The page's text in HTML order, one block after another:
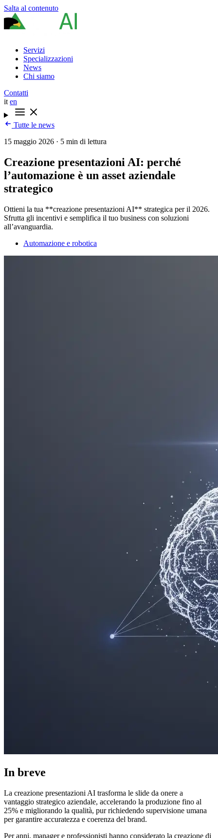
Salta al contenuto
Servizi
Specializzazioni
News
Chi siamo
Contatti
it en
Tutte le news
15 maggio 2026 · 5 min di lettura
Creazione presentazioni AI: perché
l’automazione è un asset aziendale
strategico
Ottieni la tua **creazione presentazioni AI** strategica per il 2026.
Sfrutta gli incentivi e semplifica il tuo business con soluzioni
all’avanguardia.
Automazione e robotica
In breve
La creazione presentazioni AI trasforma le slide da onere a
vantaggio strategico aziendale, accelerando la produzione fino al
25% e migliorando la qualità, pur richiedendo supervisione umana
per garantire accuratezza e coerenza del brand.
Per anni, manager e professionisti hanno considerato la creazione di